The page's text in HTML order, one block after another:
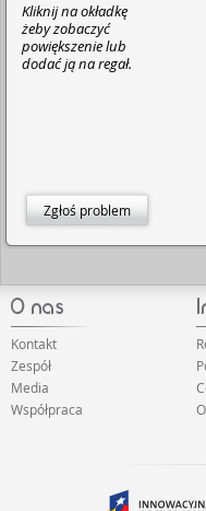
Kliknij na okładkę
żeby zobaczyć
powiększenie lub
dodać ją na regał.
Zgłoś problem
Kontakt
Zespół
Media
Współpraca